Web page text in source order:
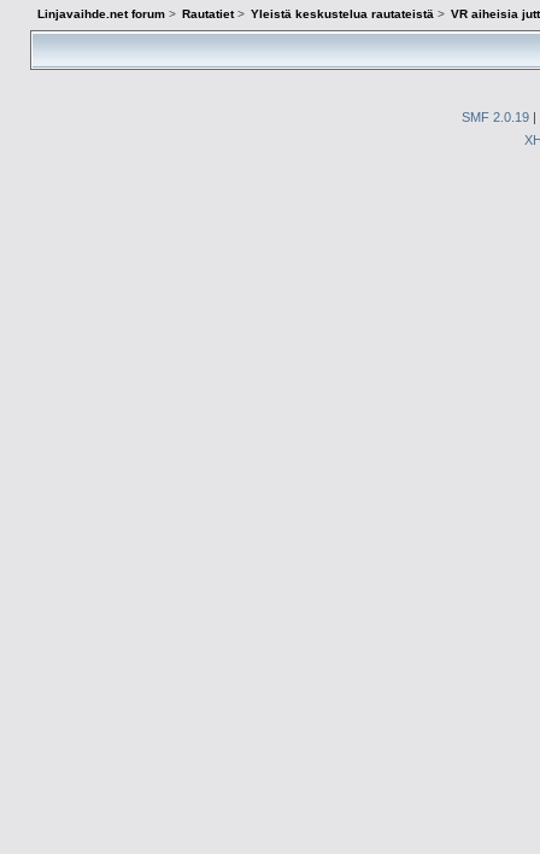
Linjavaihde.net forum> Rautatiet> Yleistä keskustelua rautateistä > VR aiheisia
SMF 2.0.19 |